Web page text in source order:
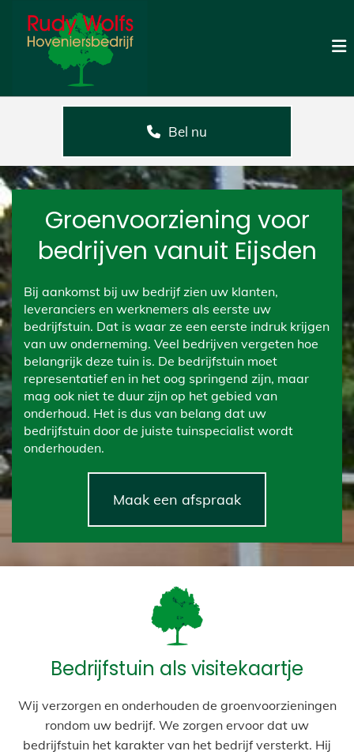
Bel nu
Groenvoorziening voor
bedrijven vanuit Eijsden
Bij aankomst bij uw bedrijf zien uw klanten,
leveranciers en werknemers als eerste uw
bedrijfstuin. Dat is waar ze een eerste indruk krijgen
van uw onderneming. Veel bedrijven vergeten hoe
belangrijk deze tuin is. De bedrijfstuin moet
representatief en in het oog springend zijn, maar
mag ook niet te duur zijn op het gebied van
onderhoud. Het is dus van belang dat uw
bedrijfstuin door de juiste tuinspecialist wordt
onderhouden.
Maak een afspraak
Bedrijfstuin als visitekaartje
Wij verzorgen en onderhouden de groenvoorzieningen
rondom uw bedrijf. We zorgen ervoor dat uw
bedrijfstuin het karakter van het bedrijf versterkt. Hij